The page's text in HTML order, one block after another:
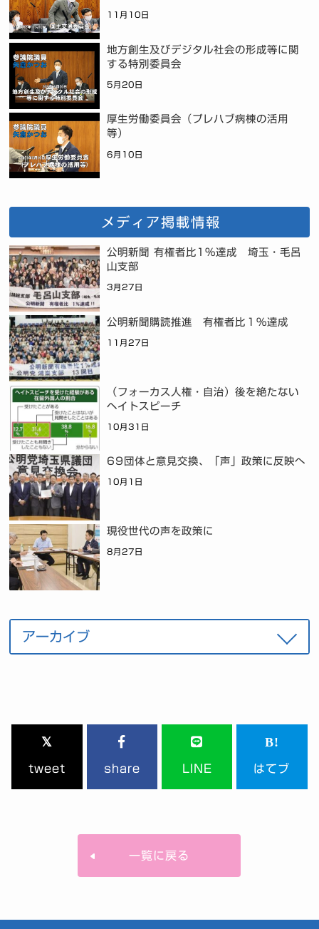
11月10日
地方創生及びデジタル社会の形成等に関
する特別委員会
5月20日
厚生労働委員会（プレハブ病棟の活用
等）
6月10日
メディア掲載情報
公明新聞 有権者比1%達成 埼玉・毛呂
山支部
3月27日
公明新聞購読推進 有権者比１％達成
11月27日
（フォーカス人権・自治）後を絶たない
ヘイトスピーチ
10月31日
69団体と意見交換、「声」政策に反映へ
10月1日
現役世代の声を政策に
8月27日
tweet share LINE はてブ
一覧に戻る